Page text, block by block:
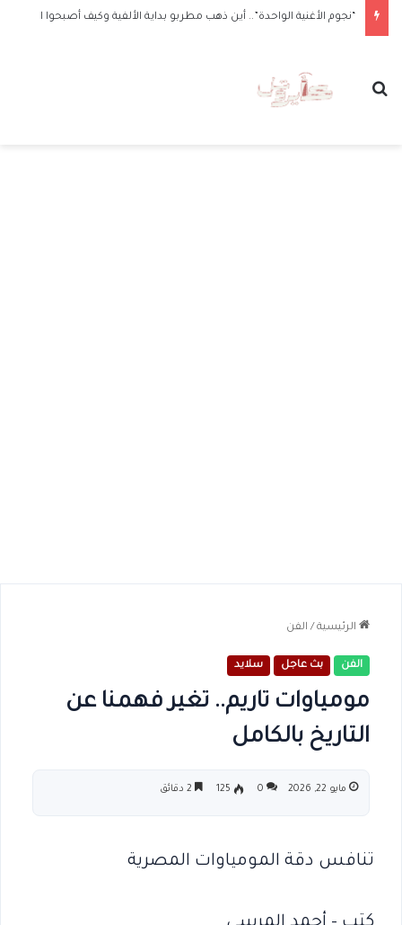
بحث عن
الرئيسية / الفن
الفن بث عاجل سلايد
مومياوات تاريم.. تغير فهمنا عن
التاريخ بالكامل
مايو 22, 2026 0
125
تنافس دقة المومياوات المصرية